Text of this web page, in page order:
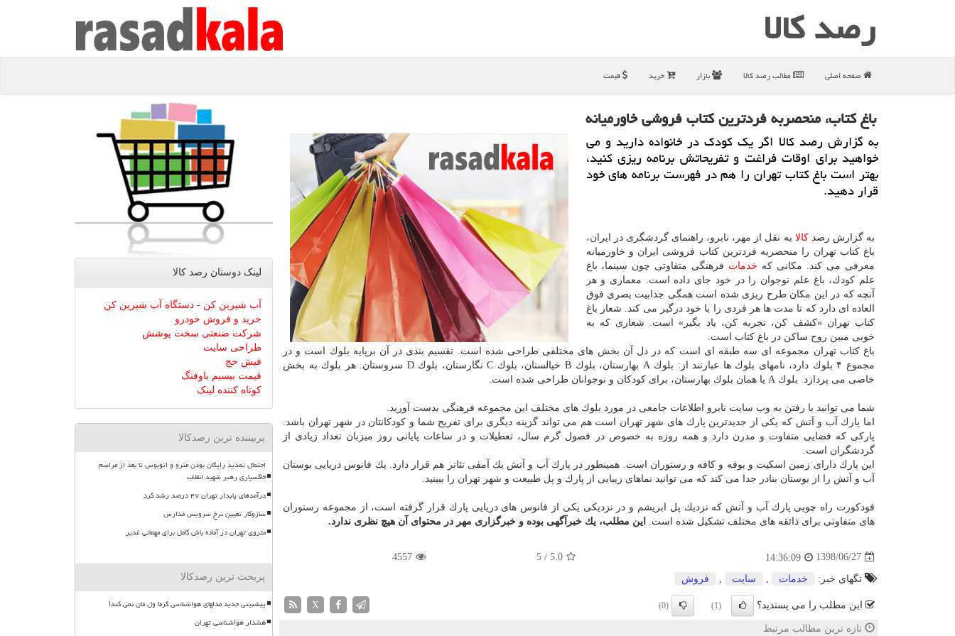
رصد كالا
صفحه اصلی مطالب رصد كالا بازار خرید قیمت
باغ كتاب، منحصربه فردترین كتاب فروشی خاورمیانه
به گزارش رصد كالا اگر یك كودك در خانواده دارید و می
خواهید برای اوقات فراغت و تفریحاتش برنامه ریزی كنید،
بهتر است باغ كتاب تهران را هم در فهرست برنامه های خود
قرار دهید.
به گزارش رصدكالا به نقل از مهر، نابرو، راهنمای گردشگری در ایران،
باغ كتاب تهران را منحصربه فردترین كتاب فروشی ایران و خاورمیانه
معرفی می كند. مكانی كه خدمات فرهنگی متفاوتی چون سینما، باغ
علم كودك، باغ علم نوجوان را در خود جای داده است. معماری و هر
آنچه كه در این مكان طرح ریزی شده است همگی جذابیت بصری فوق
العاده ای دارد كه تا مدت ها هر فردی را با خود درگیر می كند. شعار باغ
كتاب تهران «كشف كن، تجربه كن، یاد بگیر» است. شعاری كه به
خوبی مبین روح ساكن در باغ كتاب است.
باغ كتاب تهران مجموعه ای سه طبقه ای است كه در دل آن بخش های مختلفی طراحی شده است. تقسیم بندی در آن برپایه بلوك است و در
مجموع ۴ بلوك دارد، نامهای بلوك ها عبارتند از: بلوك A بهارستان، بلوك B خیالستان، بلوك C نگارستان، بلوك D سروستان. هر بلوك به بخش
خاصی می پردازد. بلوك A یا همان بلوك بهارستان، برای كودكان و نوجوانان طراحی شده است.
شما می توانید با رفتن به وب سایت نابرو اطلاعات جامعی در مورد بلوك های مختلف این مجموعه فرهنگی بدست آورید.
اما پارك آب و آتش كه یكی از جدیدترین پارك های شهر تهران است هم می تواند گزینه دیگری برای تفریح شما و كودكانتان در شهر تهران باشد.
پاركی كه فضایی متفاوت و مدرن دارد و همه روزه به خصوص در فصول گرم سال، تعطیلات و در ساعات پایانی روز میزبان تعداد زیادی از
گردشگران است.
این پارك دارای زمین اسكیت و بوفه و كافه و رستوران است. همینطور در پارك آب و آتش یك آمفی تئاتر هم قرار دارد. یك فانوس دریایی بوستان
آب و آتش را از بوستان بنادر جدا می كند كه می توانید نماهای زیبایی از پارك و پل طبیعت و شهر تهران را ببینید.
فودكورت راه چوبی پارك آب و آتش كه نزدیك پل ابریشم و در نزدیكی یكی از فانوس های دریایی پارك قرار گرفته است، از مجموعه رستوران
های متفاوتی برای ذائقه های مختلف تشكیل شده است. این مطلب، یك خبرآگهی بوده و خبرگزاری مهر در محتوای آن هیچ نظری ندارد.
1398/06/27
14:36:09
5.0
/
5
4557
تگهای خبر: خدمات سایت فروش
این مطلب را می پسندید؟ (1)
(0)
X
تازه ترین مطالب مرتبط
لینک دوستان رصد كالا
آب شیرین کن - دستگاه آب شیرین کن
خرید و فروش خودرو
شرکت صنعتی سخت پوشش
طراحی سایت
فیش حج
قیمت بیسیم باوفنگ
کوتاه کننده لینک
پربیننده ترین رصدکالا
احتمال تمدید رایگان بودن مترو و اتوبوس تا بعد از مراسم
خاکسپاری رهبر شهید انقلاب
درآمدهای پایدار تهران ۴۷ درصد رشد کرد
سازوکار تعیین نرخ سرویس مدارس
متروی تهران در آماده باش کامل برای مهمانی غدیر
پربحث ترین رصدکالا
پیشبینی جدید مدلهای هواشناسی گرما ول مان نمی کند!
هشدار هواشناسی تهران